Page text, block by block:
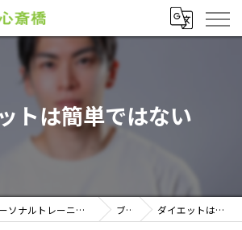
トは簡単ではない
大阪府心斎橋のパーソナルトレーニングならパーソナルジム心斎橋 ブログ ダイエットは簡単ではない